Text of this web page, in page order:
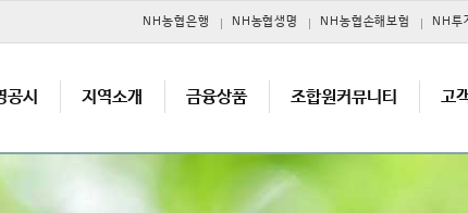
NH농협은행 NH농협생명 NH농협손해보험 NH투
공시 지역소개 금융상품 조합원커뮤니티 고